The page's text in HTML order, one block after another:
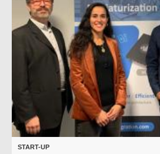
START-UP